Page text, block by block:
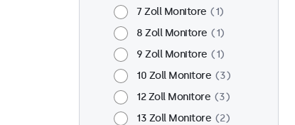
7 Zoll Monitore
1
8 Zoll Monitore
1
9 Zoll Monitore
1
10 Zoll Monitore
3
12 Zoll Monitore
3
13 Zoll Monitore
2